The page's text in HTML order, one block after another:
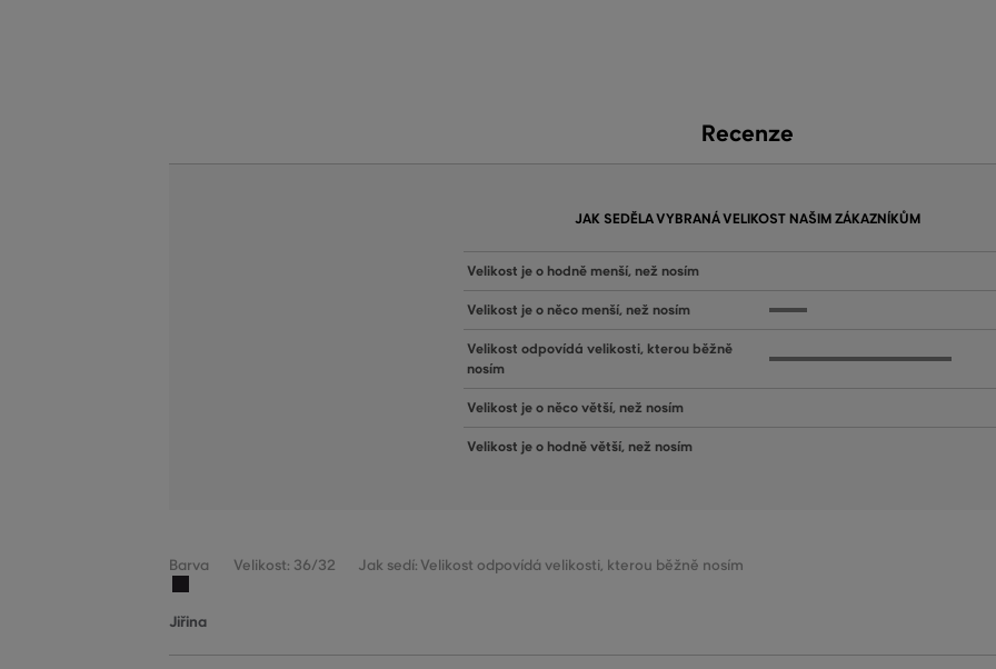
Recenze
JAK SEDĚLA VYBRANÁ VELIKOST NAŠIM ZÁKAZNÍKŮM
Velikost je o hodně menší, než nosím
Velikost je o něco menší, než nosím
Velikost odpovídá velikosti, kterou běžně
nosím
Velikost je o něco větší, než nosím
Velikost je o hodně větší, než nosím
Barva Velikost: 36/32 Jak sedí: Velikost odpovídá velikosti, kterou běžně nosím
Jiřina